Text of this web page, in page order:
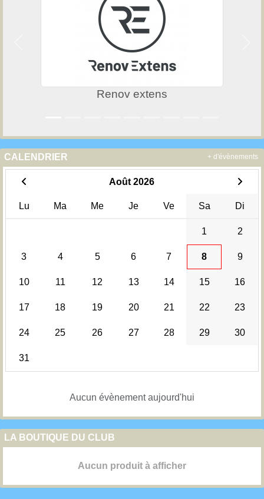
Renov extens
CALENDRIER
Août 2026
Lu Ma Me Je Ve Sa Di
1 2
3 4 5 6 7 8 9
10 11 12 13 14 15 16
17 18 19 20 21 22 23
24 25 26 27 28 29 30
31
Aucun évènement aujourd'hui
+ d'évènements
LA BOUTIQUE DU CLUB
Aucun produit à afficher